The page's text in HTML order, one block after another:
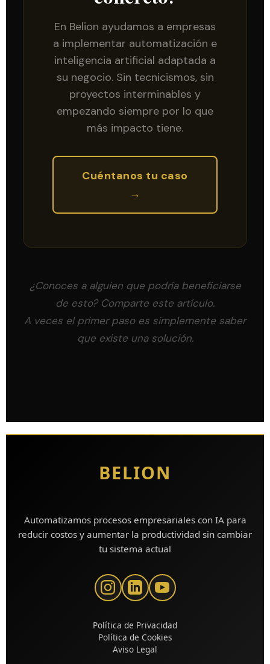
En Belion ayudamos a empresas
a implementar automatización e
inteligencia artificial adaptada a
su negocio. Sin tecnicismos, sin
proyectos interminables y
empezando siempre por lo que
más impacto tiene.
Cuéntanos tu caso
→
¿Conoces a alguien que podría beneficiarse
de esto? Comparte este artículo.
A veces el primer paso es simplemente saber
que existe una solución.
BELION
Automatizamos procesos empresariales con IA para
reducir costos y aumentar la productividad sin cambiar
tu sistema actual
Política de Privacidad
Política de Cookies
Aviso Legal